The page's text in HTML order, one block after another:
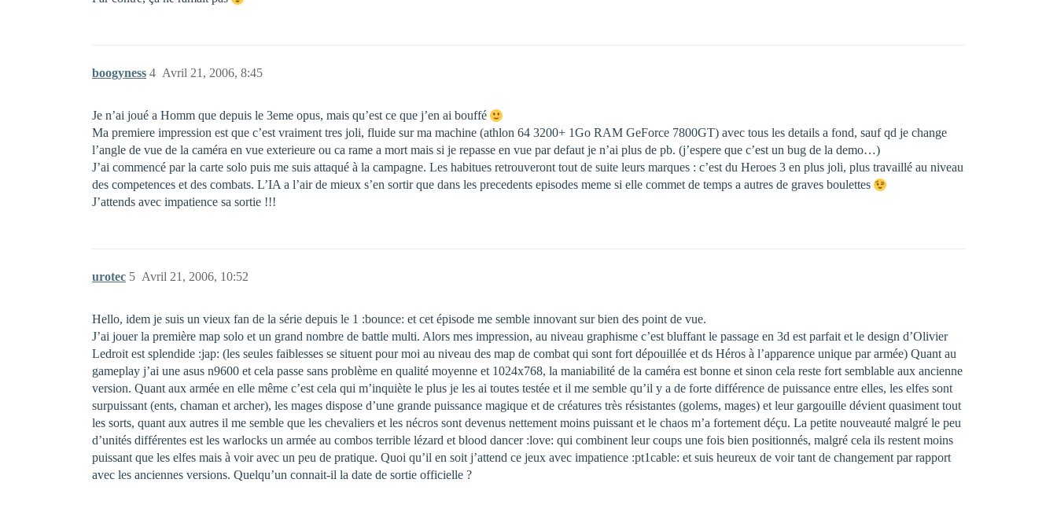
boogyness Avril 21, 2006, 8:45
4
Je n’ai joué a Homm que depuis le 3eme opus, mais qu’est ce que j’en ai bouffé
Ma premiere impression est que c’est vraiment tres joli, fluide sur ma machine (athlon 64 3200+ 1Go RAM GeForce 7800GT) avec tous les details a fond, sauf qd je change
l’angle de vue de la caméra en vue exterieure ou ca rame a mort mais si je repasse en vue par defaut je n’ai plus de pb. (j’espere que c’est un bug de la demo…)
J’ai commencé par la carte solo puis me suis attaqué à la campagne. Les habitues retrouveront tout de suite leurs marques : c’est du Heroes 3 en plus joli, plus travaillé au niveau
des competences et des combats. L’IA a l’air de mieux s’en sortir que dans les precedents episodes meme si elle commet de temps a autres de graves boulettes
J’attends avec impatience sa sortie !!!
urotec Avril 21, 2006, 10:52
5
Hello, idem je suis un vieux fan de la série depuis le 1 :bounce: et cet épisode me semble innovant sur bien des point de vue.
J’ai jouer la première map solo et un grand nombre de battle multi. Alors mes impression, au niveau graphisme c’est bluffant le passage en 3d est parfait et le design d’Olivier
Ledroit est splendide :jap: (les seules faiblesses se situent pour moi au niveau des map de combat qui sont fort dépouillée et ds Héros à l’apparence unique par armée) Quant au
gameplay j’ai une asus n9600 et cela passe sans problème en qualité moyenne et 1024x768, la maniabilité de la caméra est bonne et sinon cela reste fort semblable aux ancienne
version. Quant aux armée en elle même c’est cela qui m’inquiète le plus je les ai toutes testée et il me semble qu’il y a de forte différence de puissance entre elles, les elfes sont
surpuissant (ents, chaman et archer), les mages dispose d’une grande puissance magique et de créatures très résistantes (golems, mages) et leur gargouille dévient quasiment tout
les sorts, quant aux autres il me semble que les chevaliers et les nécros sont devenus nettement moins puissant et le chaos m’a fortement déçu. La petite nouveauté malgré le peu
d’unités différentes est les warlocks un armée au combos terrible lézard et blood dancer :love: qui combinent leur coups une fois bien positionnés, malgré cela ils restent moins
puissant que les elfes mais à voir avec un peu de pratique. Quoi qu’il en soit j’attend ce jeux avec impatience :pt1cable: et suis heureux de voir tant de changement par rapport
avec les anciennes versions. Quelqu’un connait-il la date de sortie officielle ?